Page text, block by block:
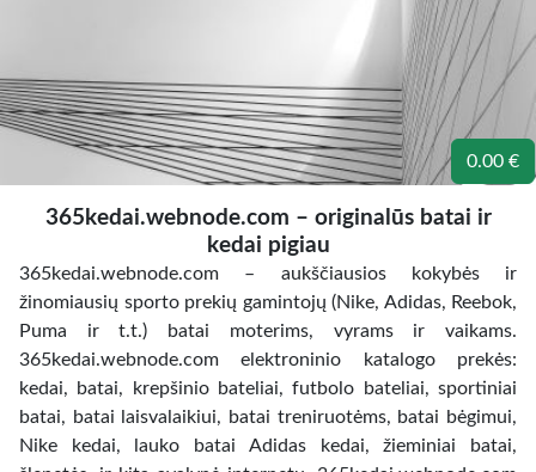
0.00 €
365kedai.webnode.com – originalūs batai ir
kedai pigiau
365kedai.webnode.com – aukščiausios kokybės ir
žinomiausių sporto prekių gamintojų (Nike, Adidas, Reebok,
Puma ir t.t.) batai moterims, vyrams ir vaikams.
365kedai.webnode.com elektroninio katalogo prekės:
kedai, batai, krepšinio bateliai, futbolo bateliai, sportiniai
batai, batai laisvalaikiui, batai treniruotėms, batai bėgimui,
Nike kedai, lauko batai Adidas kedai, žieminiai batai,